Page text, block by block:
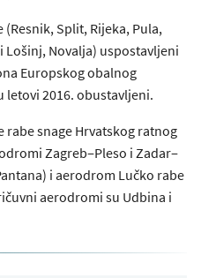
Split, Rijeka, Pula,
Lošinj, Novalja) uspostavljeni
Europskog obalnog
letovi 2016. obustavljeni.
snage Hrvatskog ratnog
Zagreb‒Pleso i Zadar‒
i aerodrom Lučko rabe
aerodromi su Udbina i